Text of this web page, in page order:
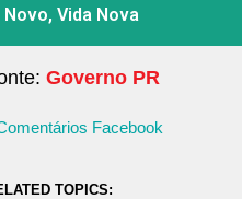
Novo, Vida Nova
Governo PR
Facebook
TOPICS: